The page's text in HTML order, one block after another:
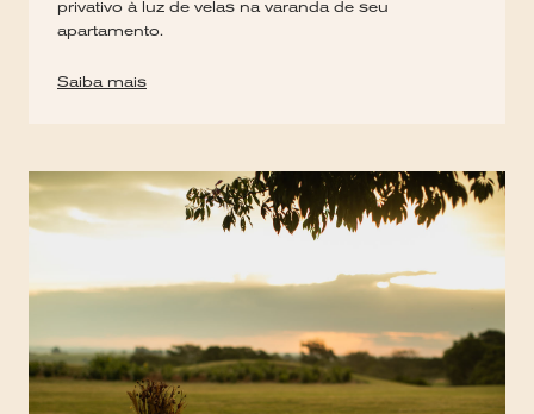
privativo à luz de velas na varanda de seu
apartamento.
Saiba mais